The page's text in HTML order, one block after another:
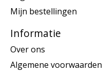
Mijn bestellingen
Informatie
Over ons
Algemene voorwaarden